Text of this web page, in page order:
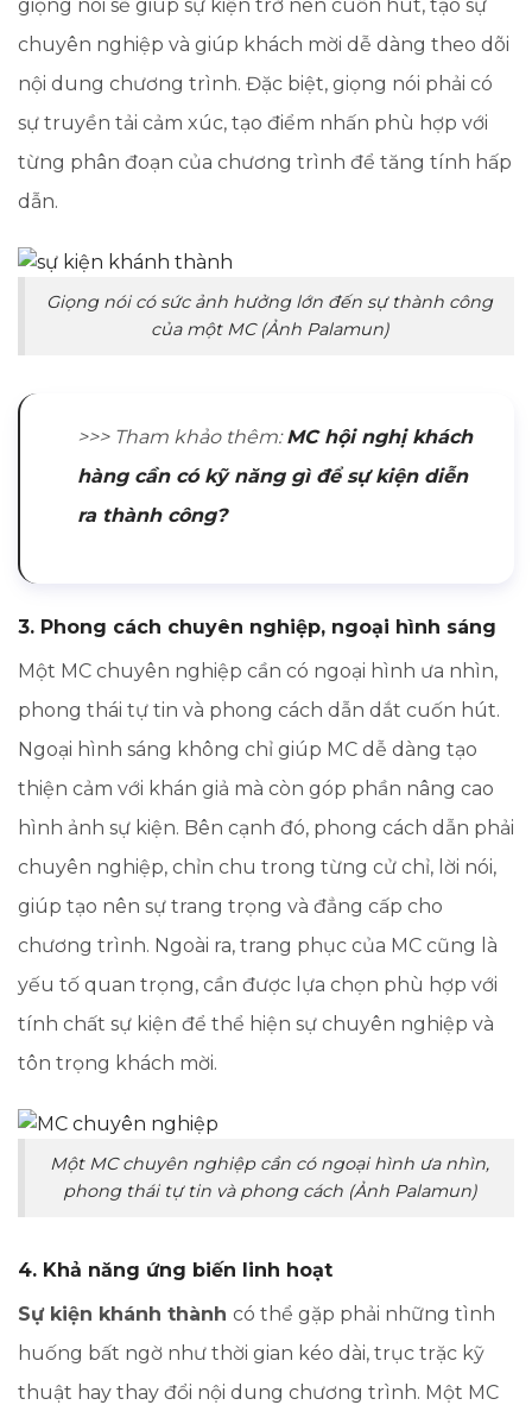
giọng nói sẽ giúp sự kiện trở nên cuốn hút, tạo sự
chuyên nghiệp và giúp khách mời dễ dàng theo dõi
nội dung chương trình. Đặc biệt, giọng nói phải có
sự truyền tải cảm xúc, tạo điểm nhấn phù hợp với
từng phân đoạn của chương trình để tăng tính hấp
dẫn.
Giọng nói có sức ảnh hưởng lớn đến sự thành công
của một MC (Ảnh Palamun)
>>> Tham khảo thêm:MC hội nghị khách
hàng cần có kỹ năng gì để sự kiện diễn
ra thành công?
3. Phong cách chuyên nghiệp, ngoại hình sáng
Một MC chuyên nghiệp cần có ngoại hình ưa nhìn,
phong thái tự tin và phong cách dẫn dắt cuốn hút.
Ngoại hình sáng không chỉ giúp MC dễ dàng tạo
thiện cảm với khán giả mà còn góp phần nâng cao
hình ảnh sự kiện. Bên cạnh đó, phong cách dẫn phải
chuyên nghiệp, chỉn chu trong từng cử chỉ, lời nói,
giúp tạo nên sự trang trọng và đẳng cấp cho
chương trình. Ngoài ra, trang phục của MC cũng là
yếu tố quan trọng, cần được lựa chọn phù hợp với
tính chất sự kiện để thể hiện sự chuyên nghiệp và
tôn trọng khách mời.
Một MC chuyên nghiệp cần có ngoại hình ưa nhìn,
phong thái tự tin và phong cách (Ảnh Palamun)
4. Khả năng ứng biến linh hoạt
Sự kiện khánh thành có thể gặp phải những tình
huống bất ngờ như thời gian kéo dài, trục trặc kỹ
thuật hay thay đổi nội dung chương trình. Một MC